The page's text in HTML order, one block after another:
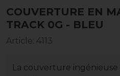
COUVERTURE EN
TRACK 0G - BLEU
Article: 4113
La couverture